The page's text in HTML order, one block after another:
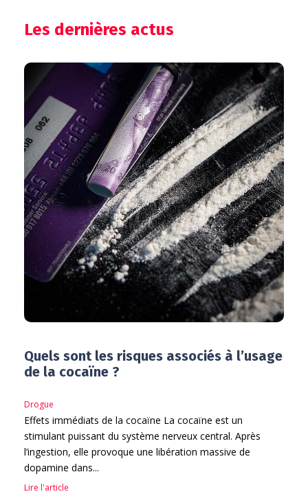
Les dernières actus
Quels sont les risques associés à l’usage
de la cocaïne ?
Drogue
Effets immédiats de la cocaïne La cocaïne est un
stimulant puissant du système nerveux central. Après
l’ingestion, elle provoque une libération massive de
dopamine dans...
Lire l'article